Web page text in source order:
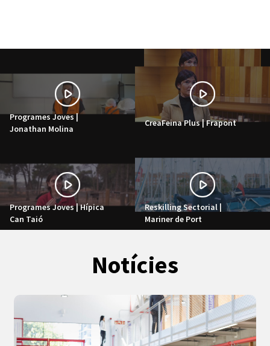
Programes Joves |
Jonathan Molina
CreaFeina Plus | Frapont
Programes Joves | Hípica
Can Taió
Reskilling Sectorial |
Mariner de Port
Notícies